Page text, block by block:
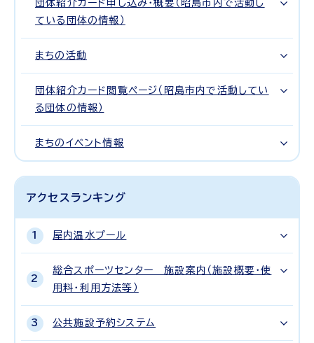
団体紹介カード申し込み・概要（昭島市内で活動し
ている団体の情報）
まちの活動
団体紹介カード閲覧ページ（昭島市内で活動してい
る団体の情報）
まちのイベント情報
アクセスランキング
屋内温水プール
総合スポーツセンター 施設案内（施設概要・使
用料・利用方法等）
公共施設予約システム